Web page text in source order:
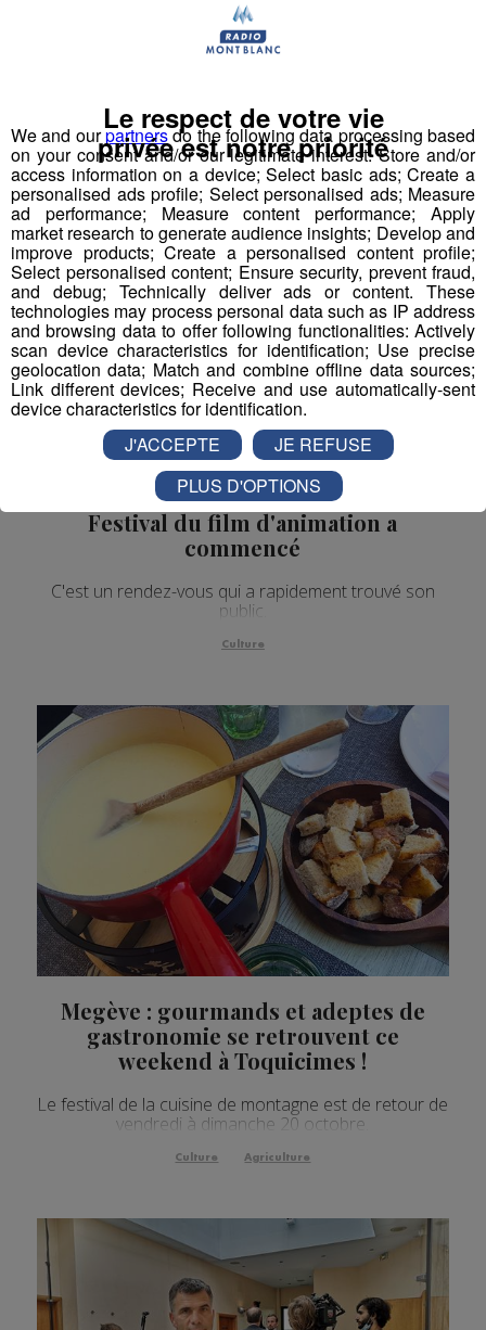
programmation complète de Rock
the pistes
Culture
Annecy : la version Hivernale du
Festival du film d'animation a
commencé
C'est un rendez-vous qui a rapidement trouvé son
public.
Culture
Megève : gourmands et adeptes de
gastronomie se retrouvent ce
weekend à Toquicimes !
Le festival de la cuisine de montagne est de retour de
vendredi à dimanche 20 octobre.
Culture Agriculture
We and ourpartnersdo the following data processing based
on your consent and/or our legitimate interest: Store and/or
access information on a device; Select basic ads; Create a
personalised ads profile; Select personalised ads; Measure
ad performance; Measure content performance; Apply
market research to generate audience insights; Develop and
improve products; Create a personalised content profile;
Select personalised content; Ensure security, prevent fraud,
and debug; Technically deliver ads or content. These
technologies may process personal data such as IP address
and browsing data to offer following functionalities: Actively
scan device characteristics for identification; Use precise
geolocation data; Match and combine offline data sources;
Link different devices; Receive and use automatically-sent
device characteristics for identification.
Le respect de votre vie
privée est notre priorité
J'ACCEPTE
JE REFUSE
PLUS D'OPTIONS